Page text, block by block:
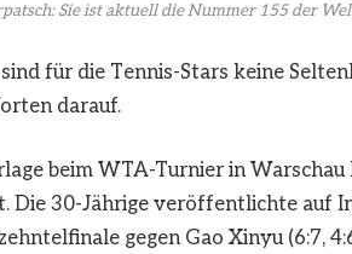
Sie ist aktuell die Nummer 155 der
für die Tennis-Stars keine
darauf.
beim WTA-Turnier in
Die 30-Jährige veröffentlichte auf
gegen Gao Xinyu (6:7,